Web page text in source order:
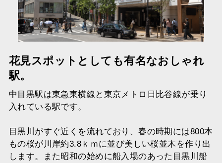
花見スポットとしても有名なおしゃれ
駅。
中目黒駅は東急東横線と東京メトロ日比谷線が乗り
入れている駅です。
目黒川がすぐ近くを流れており、春の時期には800本
もの桜が川岸約3.8ｋｍに並び美しい桜並木を作り出
します。また昭和の始めに船入場のあった目黒川船